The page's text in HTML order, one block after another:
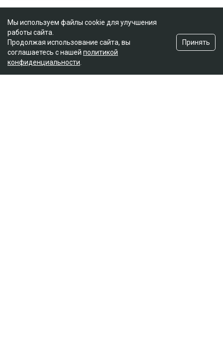
Мы используем файлы cookie для улучшения
работы сайта.
Продолжая использование сайта, вы
соглашаетесь с нашей политикой
конфиденциальности
Принять